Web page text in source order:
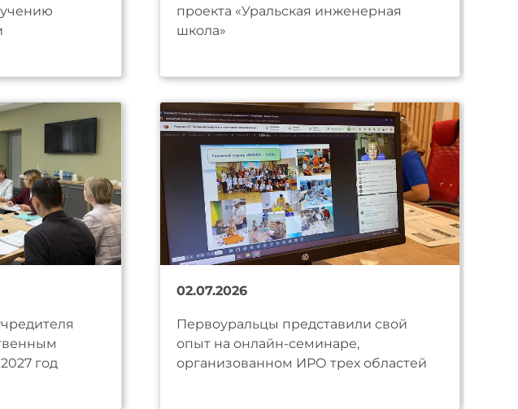
проекта «Уральская инженерная
школа»
год
02.07.2026
Первоуральцы представили свой
опыт на онлайн-семинаре,
организованном ИРО трех областей